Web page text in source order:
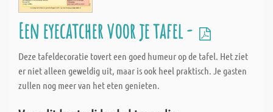
Een eyecatcher voor je tafel -
Deze tafeldecoratie tovert een goed humeur op de tafel. Het ziet
er niet alleen geweldig uit, maar is ook heel praktisch. Je gasten
zullen nog meer van het eten genieten.